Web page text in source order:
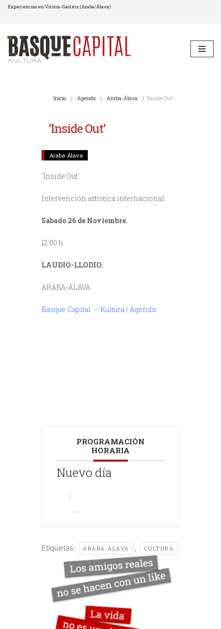
al
contenido
Experiencias en Vitoria-Gasteiz (Araba/Álava)
Inicio Agenda Araba-Álava ‘Inside Out’
‘Inside Out’
Araba-Álava
‘Inside Out’.
Intervención artística internacional.
Sábado 26 de Noviembre.
12:00 h.
LAUDIO-LLODIO.
ARABA-ÁLAVA.
Basque Capital – Kultura / Agenda
PROGRAMACIÓN
HORARIA
Nuevo día
Etiquetas: ARABA-ÁLAVA , CULTURA